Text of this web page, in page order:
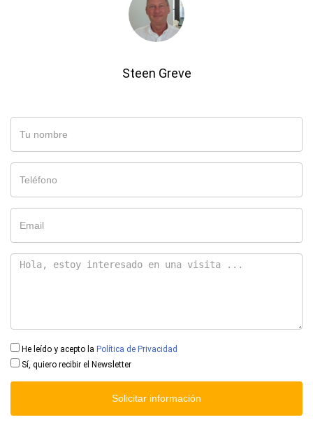
Steen Greve
He leído y acepto la Política de Privacidad
Sí, quiero recibir el Newsletter
Solicitar información